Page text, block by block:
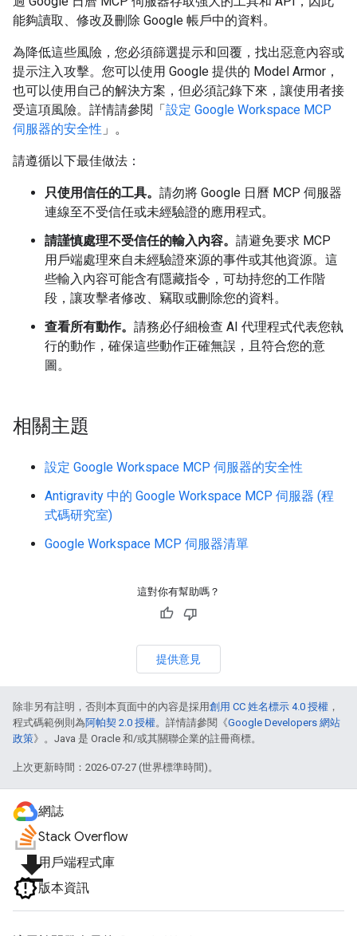
能夠讀取、修改及刪除 Google 帳戶中的資料。
為降低這些風險，您必須篩選提示和回覆，找出惡意內容或
提示注入攻擊。您可以使用 Google 提供的 Model Armor，
也可以使用自己的解決方案，但必須記錄下來，讓使用者接
受這項風險。詳情請參閱「設定 Google Workspace MCP
伺服器的安全性 」。
請遵循以下最佳做法：
只使用信任的工具。 請勿將 Google 日曆 MCP 伺服器
連線至不受信任或未經驗證的應用程式。
請謹慎處理不受信任的輸入內容。 請避免要求 MCP
用戶端處理來自未經驗證來源的事件或其他資源。這
些輸入內容可能含有隱藏指令，可劫持您的工作階
段，讓攻擊者修改、竊取或刪除您的資料。
查看所有動作。 請務必仔細檢查 AI 代理程式代表您執
行的動作，確保這些動作正確無誤，且符合您的意
圖。
相關主題
設定 Google Workspace MCP 伺服器的安全性
Antigravity 中的 Google Workspace MCP 伺服器 (程
式碼研究室)
Google Workspace MCP 伺服器清單
這對你有幫助嗎？
提供意見
除非另有註明，否則本頁面中的內容是採用創用 CC 姓名標示 4.0 授權 ，
程式碼範例則為阿帕契 2.0 授權。詳情請參閱《Google Developers 網站
政策》。Java 是 Oracle 和/或其關聯企業的註冊商標。
上次更新時間：2026-07-27 (世界標準時間)。
網誌
Stack Overflow
file_download用戶端程式庫
版本資訊